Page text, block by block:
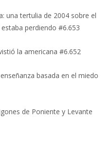
una tertulia de 2004 sobre el
perdiendo #6.653
la americana #6.652
basada en el miedo
de Poniente y Levante